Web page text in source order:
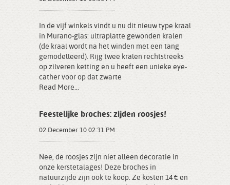
In de vijf winkels vindt u nu dit nieuw type kraal
in Murano-glas: ultraplatte gewonden kralen
(de kraal wordt na het winden met een tang
gemodelleerd). Rijg twee kralen rechtstreeks
op zilveren ketting en u heeft een unieke eye-
cather voor op dat zwarte
Read More...
Feestelijke broches: zijden roosjes!
02 December 10 02:31 PM
Nee, de roosjes zijn niet alleen decoratie in
onze kerstetalages! Deze broches in
natuurzijde zijn ook te koop. Ze kosten 14 € en